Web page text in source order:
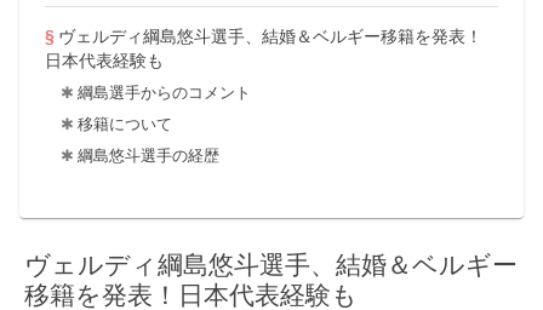
ヴェルディ綱島悠斗選手、結婚＆ベルギー移籍を発表！
日本代表経験も
綱島選手からのコメント
移籍について
綱島悠斗選手の経歴
ヴェルディ綱島悠斗選手、結婚＆ベルギー
移籍を発表！日本代表経験も